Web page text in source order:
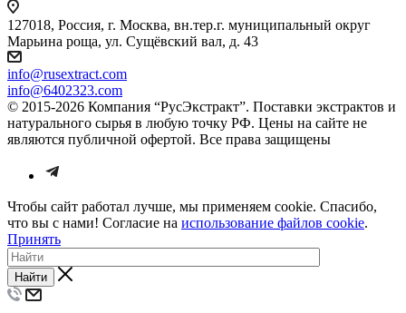
127018, Россия, г. Москва, вн.тер.г. муниципальный округ
Марьина роща, ул. Сущёвский вал, д. 43
info@rusextract.com
info@6402323.com
© 2015-2026 Компания “РусЭкстракт”. Поставки экстрактов и
натурального сырья в любую точку РФ. Цены на сайте не
являются публичной офертой. Все права защищены
Чтобы сайт работал лучше, мы применяем cookie. Спасибо,
что вы с нами! Согласие на использование файлов cookie.
Принять
Найти